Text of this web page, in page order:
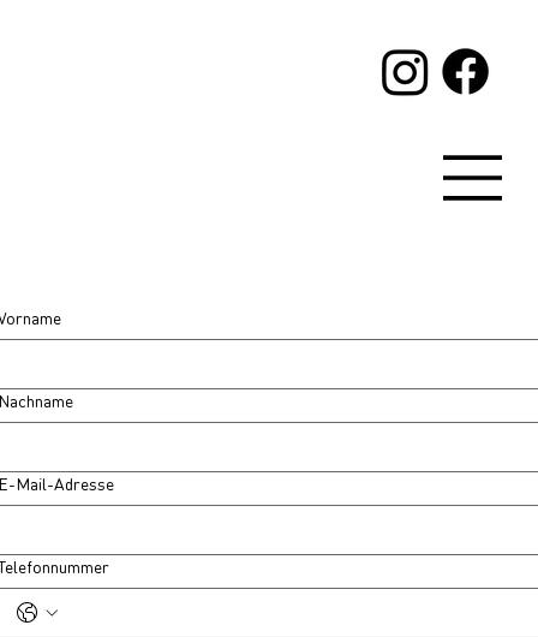
Mail-Adresse